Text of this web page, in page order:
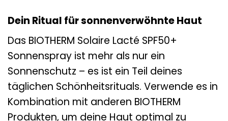
Dein Ritual für sonnenverwöhnte Haut
Das BIOTHERM Solaire Lacté SPF50+
Sonnenspray ist mehr als nur ein
Sonnenschutz – es ist ein Teil deines
täglichen Schönheitsrituals. Verwende es in
Kombination mit anderen BIOTHERM
Produkten, um deine Haut optimal zu